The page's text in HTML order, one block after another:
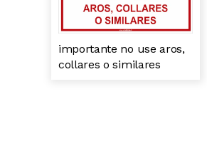
importante no use aros,
collares o similares